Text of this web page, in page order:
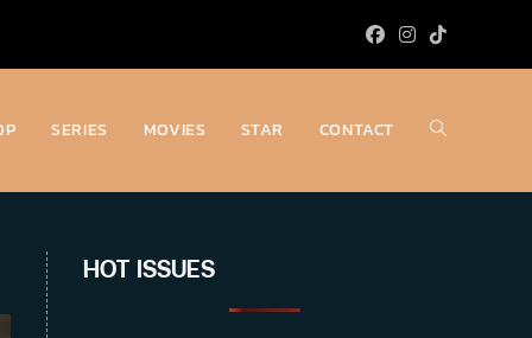
SERIES MOVIES STAR CONTACT Toggle
HOT ISSUES